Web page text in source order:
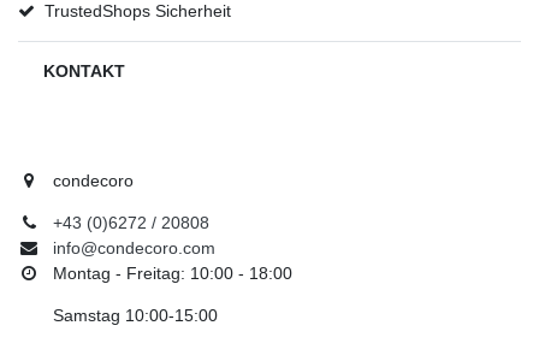
TrustedShops Sicherheit
KONTAKT
condecoro
+43 (0)6272 / 20808
info@condecoro.com
Montag - Freitag: 10:00 - 18:00
Samstag 10:00-15:00